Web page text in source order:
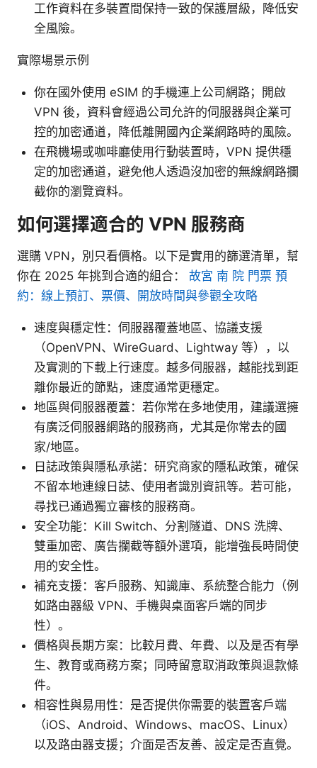
工作資料在多裝置間保持一致的保護層級，降低安
全風險。
實際場景示例
你在國外使用 eSIM 的手機連上公司網路；開啟
VPN 後，資料會經過公司允許的伺服器與企業可
控的加密通道，降低離開國內企業網路時的風險。
在飛機場或咖啡廳使用行動裝置時，VPN 提供穩
定的加密通道，避免他人透過沒加密的無線網路攔
截你的瀏覽資料。
如何選擇適合的 VPN 服務商
選購 VPN，別只看價格。以下是實用的篩選清單，幫
你在 2025 年挑到合適的組合： 故宮 南 院 門票 預
約：線上預訂、票價、開放時間與參觀全攻略
速度與穩定性：伺服器覆蓋地區、協議支援
（OpenVPN、WireGuard、Lightway 等），以
及實測的下載上行速度。越多伺服器，越能找到距
離你最近的節點，速度通常更穩定。
地區與伺服器覆蓋：若你常在多地使用，建議選擁
有廣泛伺服器網路的服務商，尤其是你常去的國
家/地區。
日誌政策與隱私承諾：研究商家的隱私政策，確保
不留本地連線日誌、使用者識別資訊等。若可能，
尋找已通過獨立審核的服務商。
安全功能：Kill Switch、分割隧道、DNS 洗牌、
雙重加密、廣告攔截等額外選項，能增強長時間使
用的安全性。
補充支援：客戶服務、知識庫、系統整合能力（例
如路由器級 VPN、手機與桌面客戶端的同步
性）。
價格與長期方案：比較月費、年費、以及是否有學
生、教育或商務方案；同時留意取消政策與退款條
件。
相容性與易用性：是否提供你需要的裝置客戶端
（iOS、Android、Windows、macOS、Linux）
以及路由器支援；介面是否友善、設定是否直覺。